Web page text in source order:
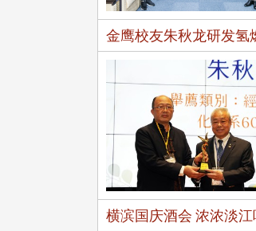
金鹰校友朱秋龙研发氢
横滨国庆酒会 浓浓淡江